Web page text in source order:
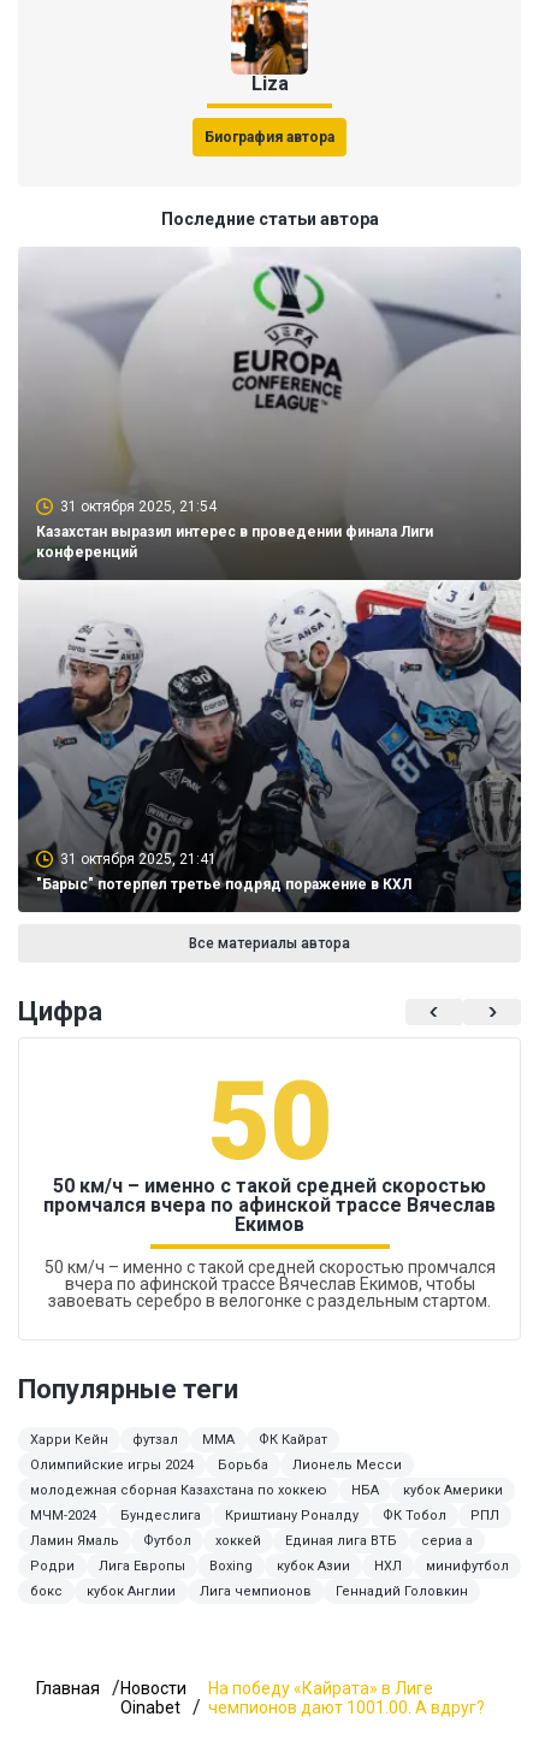
Liza
Биография автора
Последние статьи автора
31 октября 2025, 21:54
Казахстан выразил интерес в проведении финала Лиги
конференций
31 октября 2025, 21:41
"Барыс" потерпел третье подряд поражение в КХЛ
Все материалы автора
Цифра
50
50 км/ч – именно с такой средней скоростью
промчался вчера по афинской трассе Вячеслав
Екимов
50 км/ч – именно с такой средней скоростью промчался
вчера по афинской трассе Вячеслав Екимов, чтобы
завоевать серебро в велогонке с раздельным стартом.
Популярные теги
Харри Кейн футзал ММА
ФК Кайрат
Олимпийские игры 2024
Борьба
Лионель Месси
молодежная сборная Казахстана по хоккею
НБА
кубок Америки
МЧМ-2024
Бундеслига Криштиану Роналду ФК Тобол
РПЛ
Ламин Ямаль
Футбол хоккей Единая лига ВТБ
сериа а
Родри
Лига Европы Boxing кубок Азии НХЛ
минифутбол
бокс
кубок Англии Лига чемпионов Геннадий Головкин
Главная
Новости
Oinabet
На победу «Кайрата» в Лиге
чемпионов дают 1001.00. А вдруг?